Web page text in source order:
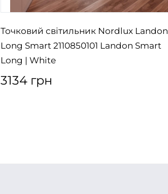
Точковий світильник Nordlux Landon
Long Smart 2110850101 Landon Smart
Long | White
3134 грн